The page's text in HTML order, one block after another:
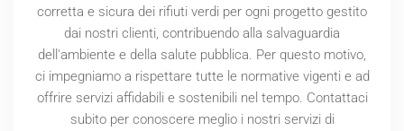
corretta e sicura dei rifiuti verdi per ogni progetto gestito
dai nostri clienti, contribuendo alla salvaguardia
dell'ambiente e della salute pubblica. Per questo motivo,
ci impegniamo a rispettare tutte le normative vigenti e ad
offrire servizi affidabili e sostenibili nel tempo. Contattaci
subito per conoscere meglio i nostri servizi di